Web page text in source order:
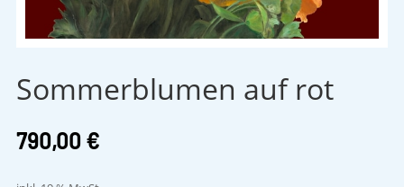
Sommerblumen auf rot
790,00 €